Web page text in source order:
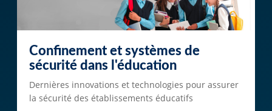
Confinement et systèmes de
sécurité dans l'éducation
Dernières innovations et technologies pour assurer
la sécurité des établissements éducatifs